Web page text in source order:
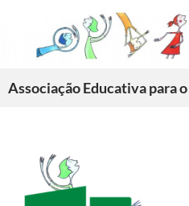
content